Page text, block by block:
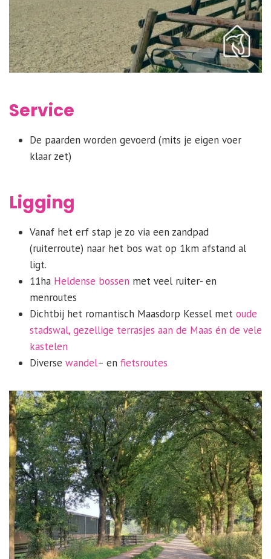
Service
De paarden worden gevoerd (mits je eigen voer
klaar zet)
Ligging
Vanaf het erf stap je zo via een zandpad
(ruiterroute) naar het bos wat op 1km afstand al
ligt.
11ha Heldense bossen met veel ruiter- en
menroutes
Dichtbij het romantisch Maasdorp Kessel met oude
stadswal, gezellige terrasjes aan de Maas én de vele
kastelen
Diverse wandel– en fietsroutes